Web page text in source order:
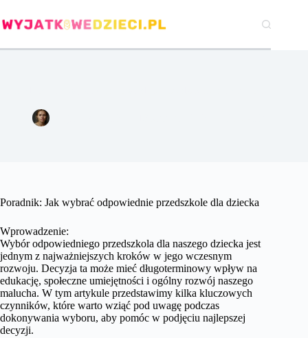
do
treści
Poradnik: Jak wybrać odpowiednie przedszkole dla dziecka
Wprowadzenie:
Wybór odpowiedniego przedszkola dla naszego dziecka jest
jednym z najważniejszych kroków w jego wczesnym
rozwoju. Decyzja ta może mieć długoterminowy wpływ na
edukację, społeczne umiejętności i ogólny rozwój naszego
malucha. W tym artykule przedstawimy kilka kluczowych
czynników, które warto wziąć pod uwagę podczas
dokonywania wyboru, aby pomóc w podjęciu najlepszej
decyzji.